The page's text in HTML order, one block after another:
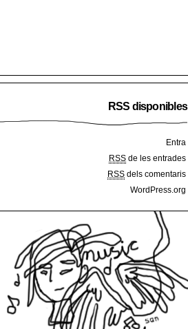
RSS disponibles
Entra
RSS de les entrades
RSS dels comentaris
WordPress.org